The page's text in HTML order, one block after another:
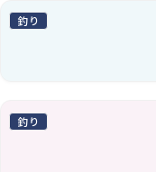
釣り
釣り